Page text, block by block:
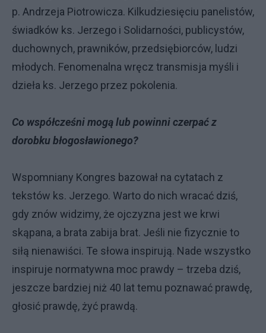
p. Andrzeja Piotrowicza. Kilkudziesięciu panelistów,
świadków ks. Jerzego i Solidarności, publicystów,
duchownych, prawników, przedsiębiorców, ludzi
młodych. Fenomenalna wręcz transmisja myśli i
dzieła ks. Jerzego przez pokolenia.
Co współcześni mogą lub powinni czerpać z
dorobku błogosławionego?
Wspomniany Kongres bazował na cytatach z
tekstów ks. Jerzego. Warto do nich wracać dziś,
gdy znów widzimy, że ojczyzna jest we krwi
skąpana, a brata zabija brat. Jeśli nie fizycznie to
siłą nienawiści. Te słowa inspirują. Nade wszystko
inspiruje normatywna moc prawdy – trzeba dziś,
jeszcze bardziej niż 40 lat temu poznawać prawdę,
głosić prawdę, żyć prawdą.